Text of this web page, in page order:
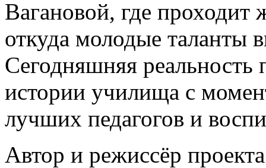
Вагановой, где проходит
откуда молодые таланты
Сегодняшняя реальность
истории училища с
лучших педагогов и
Автор и режиссёр